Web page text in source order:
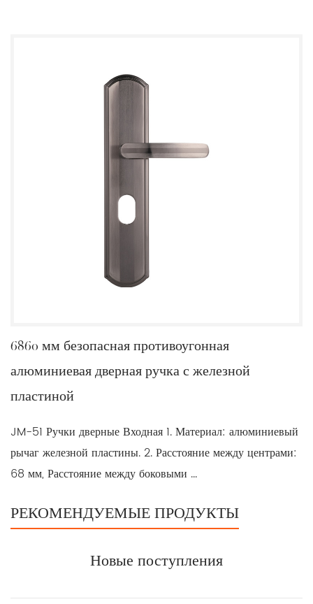
6860 мм безопасная противоугонная
алюминиевая дверная ручка с железной
пластиной
JM-51 Ручки дверные Входная 1. Материал: алюминиевый
рычаг железной пластины. 2. Расстояние между центрами:
68 мм, Расстояние между боковыми ...
РЕКОМЕНДУЕМЫЕ ПРОДУКТЫ
Новые поступления